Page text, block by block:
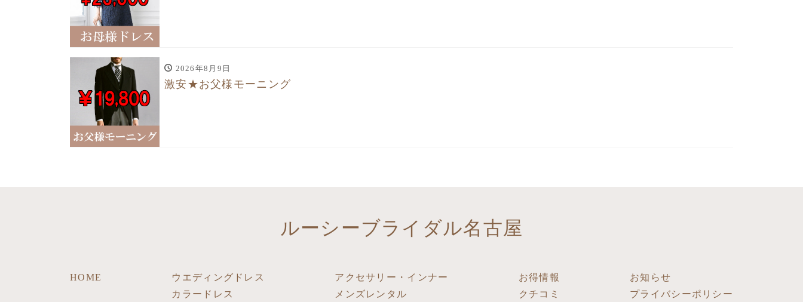
2026年8月9日
激安★お父様モーニング
ルーシーブライダル名古屋
HOME
ウエディングドレス
カラードレス
アクセサリー・インナー
メンズレンタル
お得情報
クチコミ
お知らせ
プライバシーポリシー